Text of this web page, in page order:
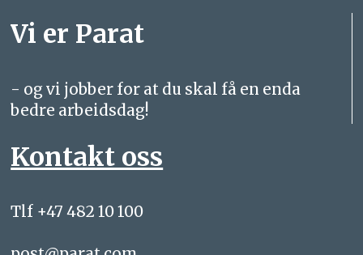
Vi er Parat
- og vi jobber for at du skal få en enda
bedre arbeidsdag!
Kontakt oss
Tlf +47 482 10 100